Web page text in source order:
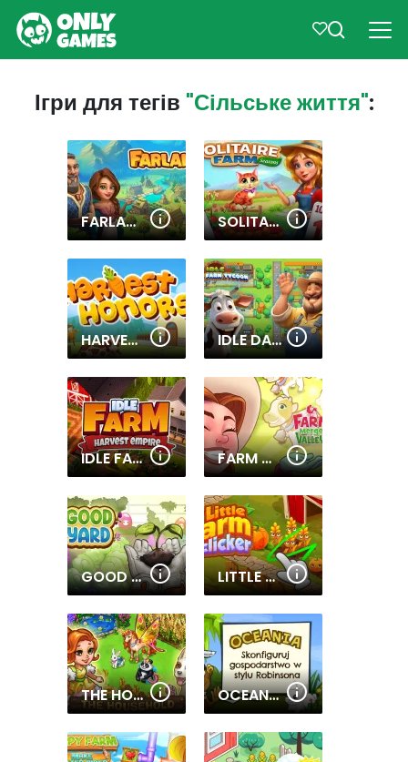
Ігри для тегів "Сільське життя":
FARLAND SOLITAIRE FARM: SEASONS
HARVEST HONORS IDLE DAIRY FARM TYCOON
IDLE FARM: HARVEST EMPIRE FARM MERGE VALLEY
GOOD YARD LITTLE FARM CLICKER
THE HOUSEHOLD OCEANIA